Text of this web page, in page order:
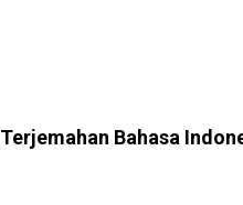
Terjemahan Bahasa